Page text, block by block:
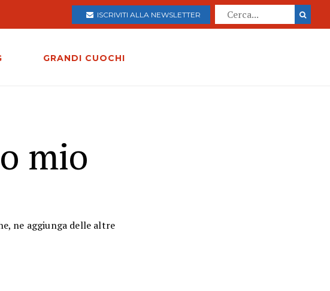
ISCRIVITI ALLA NEWSLETTER
GRANDI CUOCHI
mio
ne aggiunga delle altre